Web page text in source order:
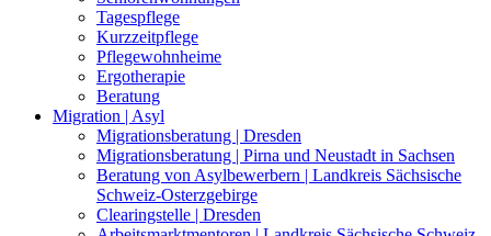
Tagespflege
Kurzzeitpflege
Pflegewohnheime
Ergotherapie
Beratung
Migration | Asyl
Migrationsberatung | Dresden
Migrationsberatung | Pirna und Neustadt in Sachsen
Beratung von Asylbewerbern | Landkreis Sächsische
Schweiz-Osterzgebirge
Clearingstelle | Dresden